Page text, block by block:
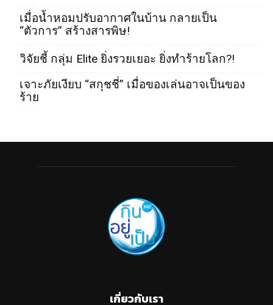
เมื่อน้ำหอมปรับอากาศในบ้าน กลายเป็น
“ตัวการ” สร้างสารพิษ!
วิจัยชี้ กลุ่ม Elite ยิ่งรวยเยอะ ยิ่งทำร้ายโลก?!
เจาะภัยเงียบ “สกุชชี่” เมื่อของเล่นอาจเป็นของ
ร้าย
เกี่ยวกับเรา